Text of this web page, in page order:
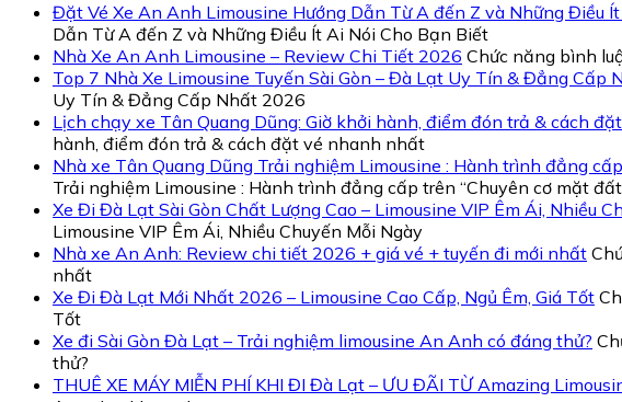
Đặt Vé Xe An Anh Limousine Hướng Dẫn Từ A đến Z và Những Điều
Dẫn Từ A đến Z và Những Điều Ít Ai Nói Cho Bạn Biết
Nhà Xe An Anh Limousine – Review Chi Tiết 2026 Chức năng bình
Top 7 Nhà Xe Limousine Tuyến Sài Gòn – Đà Lạt Uy Tín & Đẳng Cấp
Uy Tín & Đẳng Cấp Nhất 2026
Lịch chạy xe Tân Quang Dũng: Giờ khởi hành, điểm đón trả & cách
hành, điểm đón trả & cách đặt vé nhanh nhất
Nhà xe Tân Quang Dũng Trải nghiệm Limousine : Hành trình đẳng
Trải nghiệm Limousine : Hành trình đẳng cấp trên “Chuyên cơ mặt
Xe Đi Đà Lạt Sài Gòn Chất Lượng Cao – Limousine VIP Êm Ái, Nhiều
Limousine VIP Êm Ái, Nhiều Chuyến Mỗi Ngày
Nhà xe An Anh: Review chi tiết 2026 + giá vé + tuyến đi mới nhất
nhất
Xe Đi Đà Lạt Mới Nhất 2026 – Limousine Cao Cấp, Ngủ Êm, Giá Tốt
Tốt
Xe đi Sài Gòn Đà Lạt – Trải nghiệm limousine An Anh có đáng thử?
thử?
THUÊ XE MÁY MIỄN PHÍ KHI ĐI Đà Lạt – ƯU ĐÃI TỪ Amazing